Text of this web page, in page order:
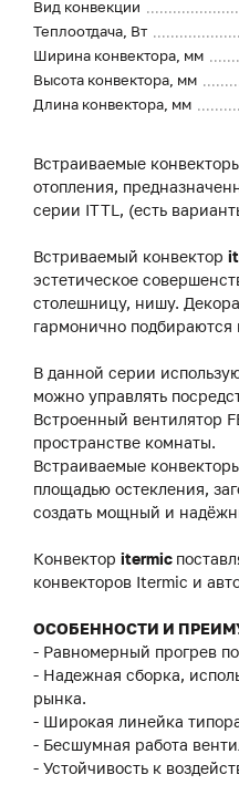
Вид конвекции
Теплоотдача, Вт
Ширина конвектора, мм
Высота конвектора, мм
Длина конвектора, мм
Встраиваемые
отопления,
серии ITTL, (есть
Встриваемый конвектор
эстетическое
столешницу, нишу.
гармонично подбираются
В данной серии
можно управлять
Встроенный вентилятор
пространстве комнаты.
Встраиваемые
площадью остекления,
создать мощный и
Конвектор itermic
конвекторов Itermic и
ОСОБЕННОСТИ И
- Равномерный прогрев
- Надежная сборка,
рынка.
- Широкая линейка
- Бесшумная работа
- Устойчивость к